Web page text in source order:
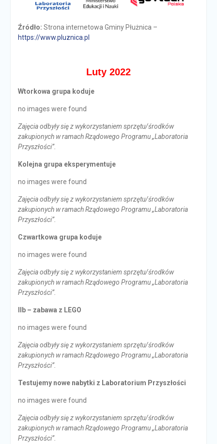
Źródło: Strona internetowa Gminy Płużnica –
https://www.pluznica.pl
Luty 2022
Wtorkowa grupa koduje
no images were found
Zajęcia odbyły się z wykorzystaniem sprzętu/środków
zakupionych w ramach Rządowego Programu „Laboratoria
Przyszłości”.
Kolejna grupa eksperymentuje
no images were found
Zajęcia odbyły się z wykorzystaniem sprzętu/środków
zakupionych w ramach Rządowego Programu „Laboratoria
Przyszłości”.
Czwartkowa grupa koduje
no images were found
Zajęcia odbyły się z wykorzystaniem sprzętu/środków
zakupionych w ramach Rządowego Programu „Laboratoria
Przyszłości”.
IIb – zabawa z LEGO
no images were found
Zajęcia odbyły się z wykorzystaniem sprzętu/środków
zakupionych w ramach Rządowego Programu „Laboratoria
Przyszłości”.
Testujemy nowe nabytki z Laboratorium Przyszłości
no images were found
Zajęcia odbyły się z wykorzystaniem sprzętu/środków
zakupionych w ramach Rządowego Programu „Laboratoria
Przyszłości”.